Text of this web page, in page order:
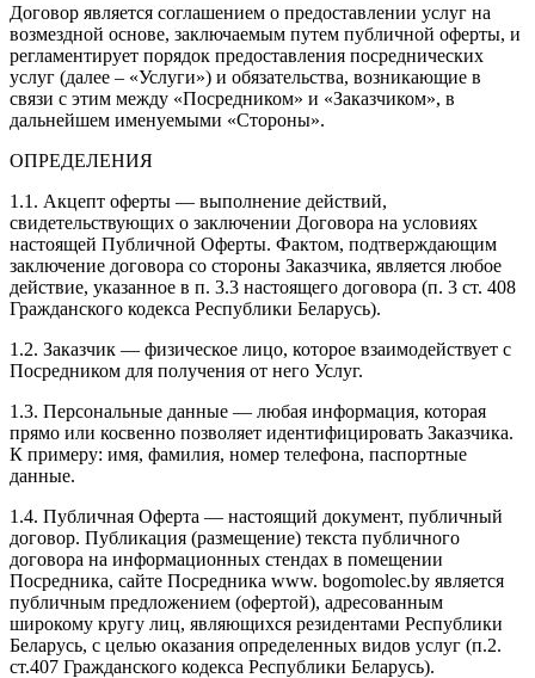
Договор является соглашением о предоставлении услуг на
возмездной основе, заключаемым путем публичной оферты, и
регламентирует порядок предоставления посреднических
услуг (далее – «Услуги») и обязательства, возникающие в
связи с этим между «Посредником» и «Заказчиком», в
дальнейшем именуемыми «Стороны».
ОПРЕДЕЛЕНИЯ
1.1. Акцепт оферты — выполнение действий,
свидетельствующих о заключении Договора на условиях
настоящей Публичной Оферты. Фактом, подтверждающим
заключение договора со стороны Заказчика, является любое
действие, указанное в п. 3.3 настоящего договора (п. 3 ст. 408
Гражданского кодекса Республики Беларусь).
1.2. Заказчик — физическое лицо, которое взаимодействует с
Посредником для получения от него Услуг.
1.3. Персональные данные — любая информация, которая
прямо или косвенно позволяет идентифицировать Заказчика.
К примеру: имя, фамилия, номер телефона, паспортные
данные.
1.4. Публичная Оферта — настоящий документ, публичный
договор. Публикация (размещение) текста публичного
договора на информационных стендах в помещении
Посредника, сайте Посредника www. bogomolec.by является
публичным предложением (офертой), адресованным
широкому кругу лиц, являющихся резидентами Республики
Беларусь, с целью оказания определенных видов услуг (п.2.
ст.407 Гражданского кодекса Республики Беларусь).